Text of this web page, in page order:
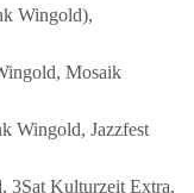
Wingold),
Mosaik
Wingold, Jazzfest
3Sat Kulturzeit Extra,